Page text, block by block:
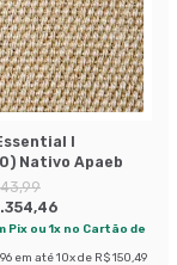
I
Nativo Apaeb
Pix ou 1x no Cartão de
em até10x de R$ 150,49